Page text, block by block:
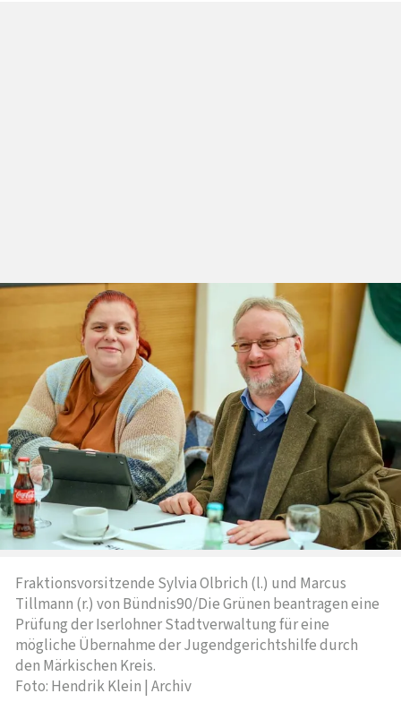
Fraktionsvorsitzende Sylvia Olbrich (l.) und Marcus
Tillmann (r.) von Bündnis90/Die Grünen beantragen eine
Prüfung der Iserlohner Stadtverwaltung für eine
mögliche Übernahme der Jugendgerichtshilfe durch
den Märkischen Kreis.
Foto: Hendrik Klein | Archiv